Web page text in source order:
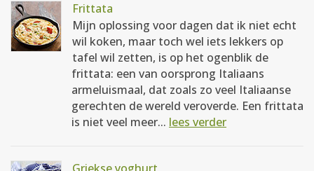
Frittata
Mijn oplossing voor dagen dat ik niet echt
wil koken, maar toch wel iets lekkers op
tafel wil zetten, is op het ogenblik de
frittata: een van oorsprong Italiaans
armeluismaal, dat zoals zo veel Italiaanse
gerechten de wereld veroverde. Een frittata
is niet veel meer... lees verder